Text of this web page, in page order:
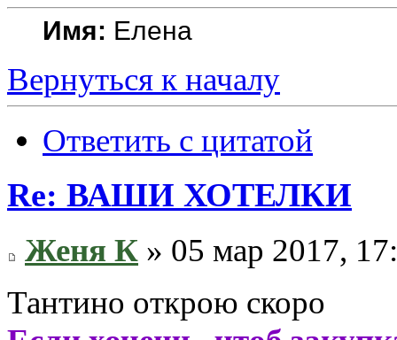
Имя: Елена
Вернуться к началу
Ответить с цитатой
Re: ВАШИ ХОТЕЛКИ
Женя К » 05 мар 2017,
Тантино открою скоро